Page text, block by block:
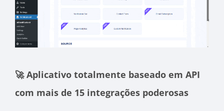
🚀 Aplicativo totalmente baseado em API
com mais de 15 integrações poderosas